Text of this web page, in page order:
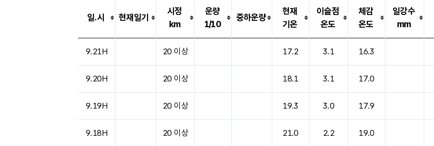
일.시 현재일기
시정
km
운량
1/10
중하운량
현재
기온
이슬점
온도
체감
온도
일강수
mm
9.21H 20 이상 17.2 3.1 16.3
9.20H 20 이상 18.1 3.1 17.0
9.19H 20 이상 19.3 3.0 17.9
9.18H 20 이상 21.0 2.2 19.0